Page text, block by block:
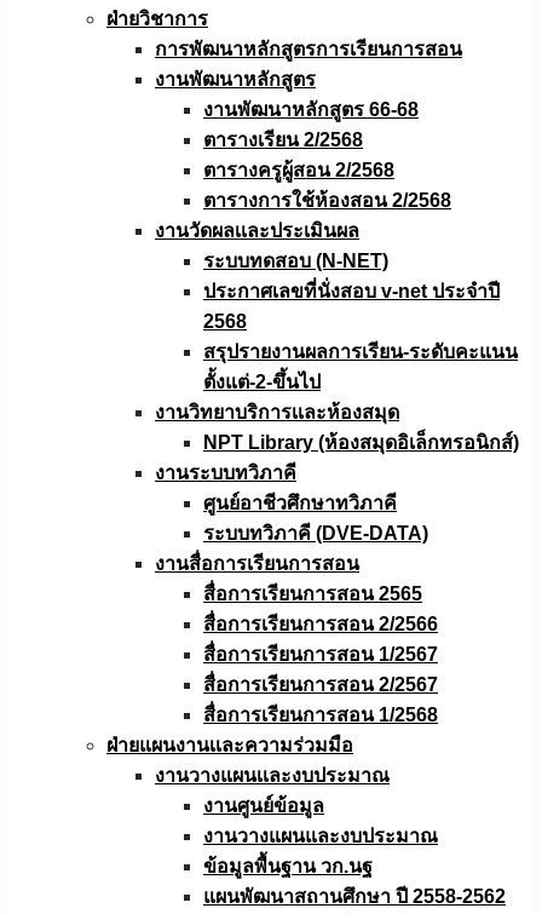
ฝ่ายวิชาการ
การพัฒนาหลักสูตรการเรียนการสอน
งานพัฒนาหลักสูตร
งานพัฒนาหลักสูตร 66-68
ตารางเรียน 2/2568
ตารางครูผู้สอน 2/2568
ตารางการใช้ห้องสอน 2/2568
งานวัดผลเเละประเมินผล
ระบบทดสอบ (N-NET)
ประกาศเลขที่นั่งสอบ v-net ประจำปี
2568
สรุปรายงานผลการเรียน-ระดับคะแนน
ตั้งแต่-2-ขึ้นไป
งานวิทยาบริการเเละห้องสมุด
NPT Library (ห้องสมุดอิเล็กทรอนิกส์)
งานระบบทวิภาคี
ศูนย์อาชีวศึกษาทวิภาคี
ระบบทวิภาคี (DVE-DATA)
งานสื่อการเรียนการสอน
สื่อการเรียนการสอน 2565
สื่อการเรียนการสอน 2/2566
สื่อการเรียนการสอน 1/2567
สื่อการเรียนการสอน 2/2567
สื่อการเรียนการสอน 1/2568
ฝ่ายแผนงานเเละความร่วมมือ
งานวางแผนเเละงบประมาณ
งานศูนย์ข้อมูล
งานวางแผนและงบประมาณ
ข้อมูลพื้นฐาน วก.นฐ
แผนพัฒนาสถานศึกษา ปี 2558-2562